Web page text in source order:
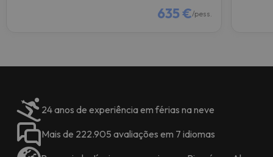
635 €/pess.
24 anos de experiência em férias na neve
Mais de 222.905 avaliações em 7 idiomas